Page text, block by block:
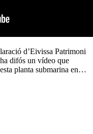
d’Eivissa Patrimoni
difós un vídeo que
planta submarina en…